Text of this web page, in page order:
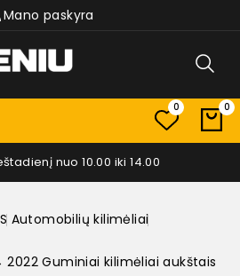
Mano paskyra
0 0
nuo 10.00 iki 14.00
Automobilių kilimėliai
2022 Guminiai kilimėliai aukštais